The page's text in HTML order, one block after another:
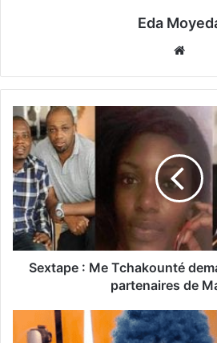
Eda
Sextape : Me Tchakounté
partenaires de